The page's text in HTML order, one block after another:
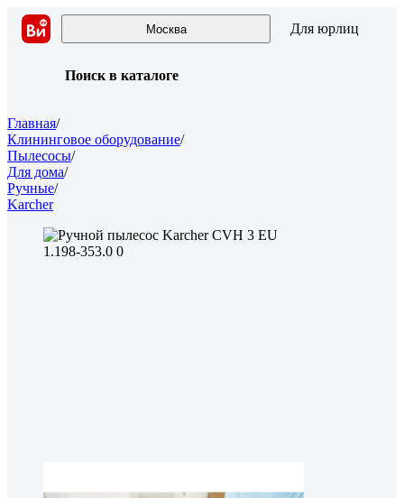
Москва Для юрлиц
Поиск в каталоге
Главная/
Клининговое оборудование/
Пылесосы/
Для дома/
Ручные/
Karcher